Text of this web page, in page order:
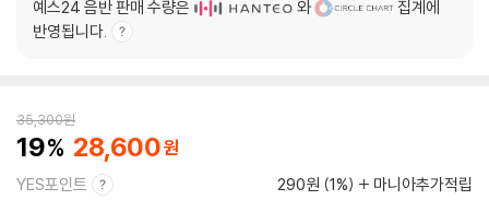
예스24 음반 판매 수량은 와
집계에
반영됩니다.
35,300원
19 28,600
YES포인트 290원 (1%) 마니아추가적립